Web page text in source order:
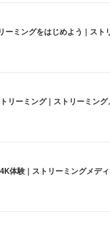
ミングをはじめよう | スト
ーミング | ストリーミング
体験 | ストリーミングメデ